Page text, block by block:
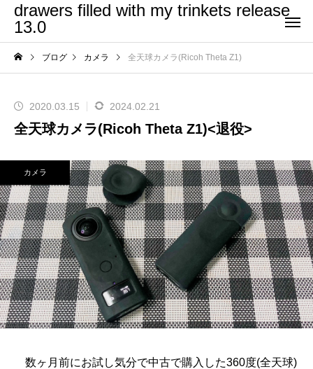
drawers filled with my trinkets release
13.0
ブログ カメラ 全天球カメラ(Ricoh Theta Z1)
2020.03.15 2024.02.21
全天球カメラ(Ricoh Theta Z1)<退役>
カメラ
数ヶ月前にお試し気分で中古で購入した360度(全天球)